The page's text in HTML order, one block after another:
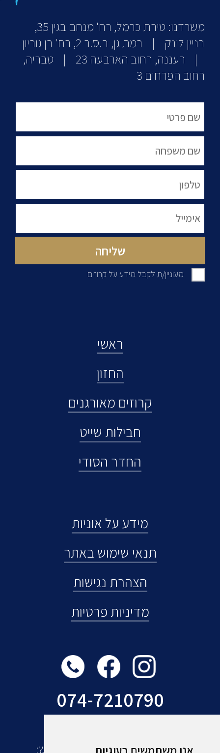
משרדנו: טירת כרמל, רח' מנחם בגין 35,
בניין לינק | רמת גן, ב.ס.ר 2, רח' בן גוריון
| רעננה, רחוב הארבעה 23 | טבריה,
רחוב הפרחים 3
מעוניין/ת לקבל מידע על קרוזים
ראשי
החזון
קרוזים מאורגנים
חבילות שייט
החדר הסודי
מידע על אוניות
תנאי שימוש באתר
הצהרת נגישות
מדיניות פרטיות
074-7210790
עוד מקבוצת אמסלם תיירות ונופש: